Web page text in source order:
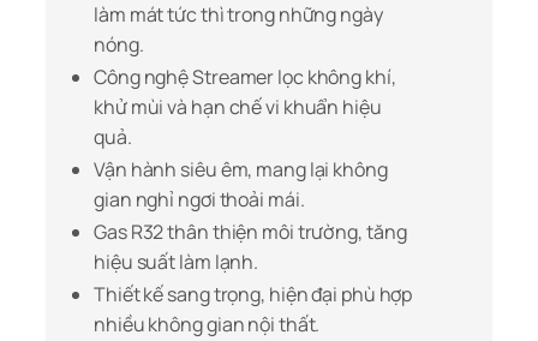
làm mát tức thì trong những ngày
nóng.
Công nghệ Streamer lọc không khí,
khử mùi và hạn chế vi khuẩn hiệu
quả.
Vận hành siêu êm, mang lại không
gian nghỉ ngơi thoải mái.
Gas R32 thân thiện môi trường, tăng
hiệu suất làm lạnh.
Thiết kế sang trọng, hiện đại phù hợp
nhiều không gian nội thất.